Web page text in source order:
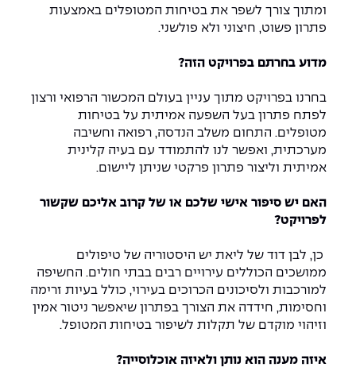
ומתוך צורך לשפר את בטיחות המטופלים באמצעות
פתרון פשוט, חיצוני ולא פולשני.
מדוע בחרתם בפרויקט הזה?
בחרנו בפרויקט מתוך עניין בעולם המכשור הרפואי ורצון
לפתח פתרון בעל השפעה אמיתית על בטיחות
מטופלים. התחום משלב הנדסה, רפואה וחשיבה
מערכתית, ואפשר לנו להתמודד עם בעיה קלינית
אמיתית וליצור פתרון פרקטי שניתן ליישום.
האם יש סיפור אישי שלכם או של קרוב אליכם שקשור
לפרויקט?
כן, לבן דוד של ליאת יש היסטוריה של טיפולים
ממושכים הכוללים עירויים רבים בבתי חולים. החשיפה
למורכבות ולסיכונים הכרוכים בעירוי, כולל בעיות זרימה
וחסימות, חידדה את הצורך בפתרון שיאפשר ניטור אמין
וזיהוי מוקדם של תקלות לשיפור בטיחות המטופל.
איזה מענה הוא נותן ולאיזה אוכלוסייה?
לכל הקורסים